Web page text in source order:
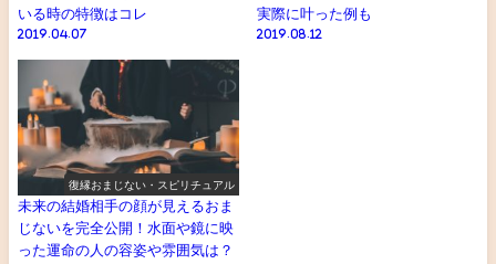
いる時の特徴はコレ
2019.04.07
実際に叶った例も
2019.08.12
復縁おまじない・スピリチュアル
未来の結婚相手の顔が見えるおま
じないを完全公開！水面や鏡に映
った運命の人の容姿や雰囲気は？